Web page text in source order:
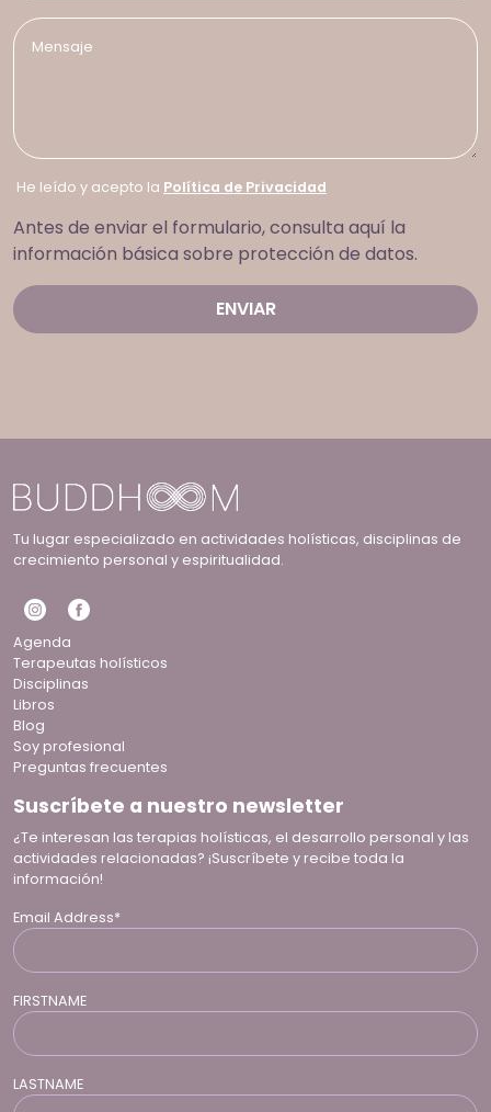
He leído y acepto la Política de Privacidad
Antes de enviar el formulario, consulta aquí la
información básica sobre protección de datos.
Tu lugar especializado en actividades holísticas, disciplinas de
crecimiento personal y espiritualidad.
Agenda
Terapeutas holísticos
Disciplinas
Libros
Blog
Soy profesional
Preguntas frecuentes
Suscríbete a nuestro newsletter
¿Te interesan las terapias holísticas, el desarrollo personal y las
actividades relacionadas? ¡Suscríbete y recibe toda la
información!
Email Address*
FIRSTNAME
LASTNAME